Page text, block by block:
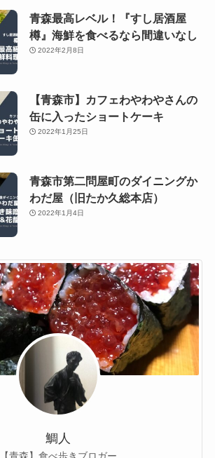
青森最高レベル！『すし居酒屋
樽』海鮮を食べるなら間違いなし
2022年2月8日
【青森市】カフェわやわやさんの
缶に入ったショートケーキ
2022年1月25日
青森市第二問屋町のダイニングか
わだ屋（旧たか久総本店）
2022年1月4日
鯛人